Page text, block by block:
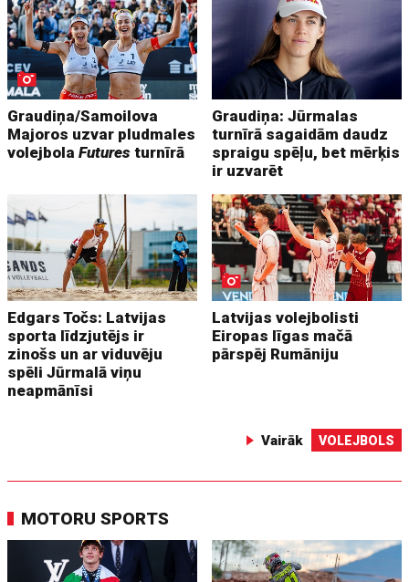
Graudiņa/Samoilova
Majoros uzvar pludmales
volejbolaFutures turnīrā
Graudiņa: Jūrmalas
turnīrā sagaidām daudz
spraigu spēļu, bet mērķis
ir uzvarēt
Edgars Točs: Latvijas
sporta līdzjutējs ir
zinošs un ar viduvēju
spēli Jūrmalā viņu
neapmānīsi
Latvijas volejbolisti
Eiropas līgas mačā
pārspēj Rumāniju
Vairāk VOLEJBOLS
MOTORU SPORTS